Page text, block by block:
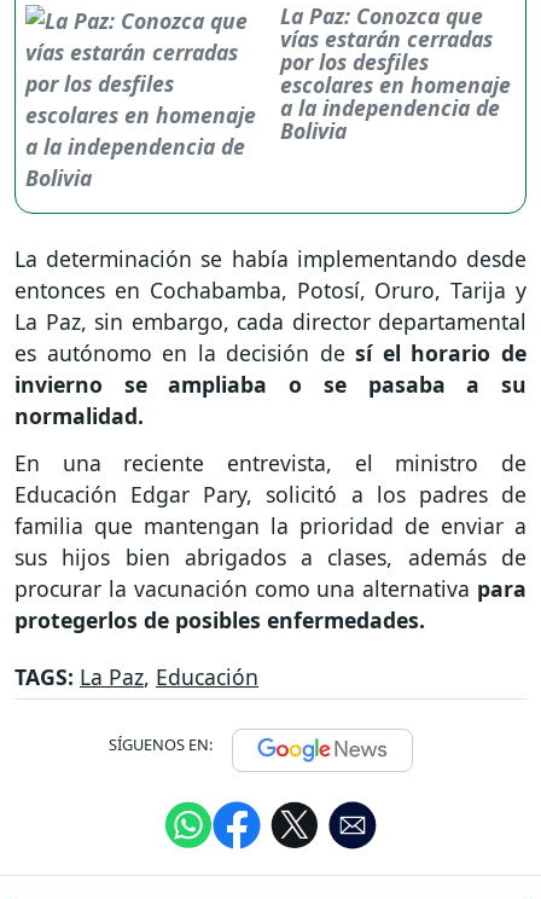
La Paz: Conozca que
vías estarán cerradas
por los desfiles
escolares en homenaje
a la independencia de
Bolivia
La determinación se había implementando desde
entonces en Cochabamba, Potosí, Oruro, Tarija y
La Paz, sin embargo, cada director departamental
es autónomo en la decisión desí el horario de
invierno se ampliaba o se pasaba a su
normalidad.
En una reciente entrevista, el ministro de
Educación Edgar Pary, solicitó a los padres de
familia que mantengan la prioridad de enviar a
sus hijos bien abrigados a clases, además de
procurar la vacunación como una alternativa para
protegerlos de posibles enfermedades.
TAGS: La Paz, Educación
SÍGUENOS EN: